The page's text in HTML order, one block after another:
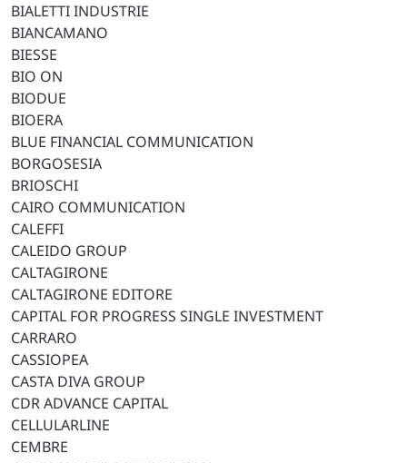
BIALETTI INDUSTRIE
BIANCAMANO
BIESSE
BIO ON
BIODUE
BIOERA
BLUE FINANCIAL COMMUNICATION
BORGOSESIA
BRIOSCHI
CAIRO COMMUNICATION
CALEFFI
CALEIDO GROUP
CALTAGIRONE
CALTAGIRONE EDITORE
CAPITAL FOR PROGRESS SINGLE INVESTMENT
CARRARO
CASSIOPEA
CASTA DIVA GROUP
CDR ADVANCE CAPITAL
CELLULARLINE
CEMBRE